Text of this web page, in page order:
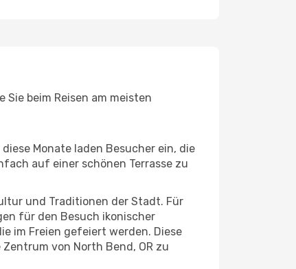
beim Reisen am meisten
Monate laden Besucher ein, die
auf einer schönen Terrasse zu
und Traditionen der Stadt. Für
für den Besuch ikonischer
im Freien gefeiert werden. Diese
von North Bend, OR zu